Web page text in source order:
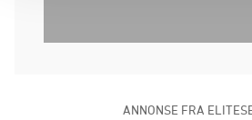
ANNONSE FRA